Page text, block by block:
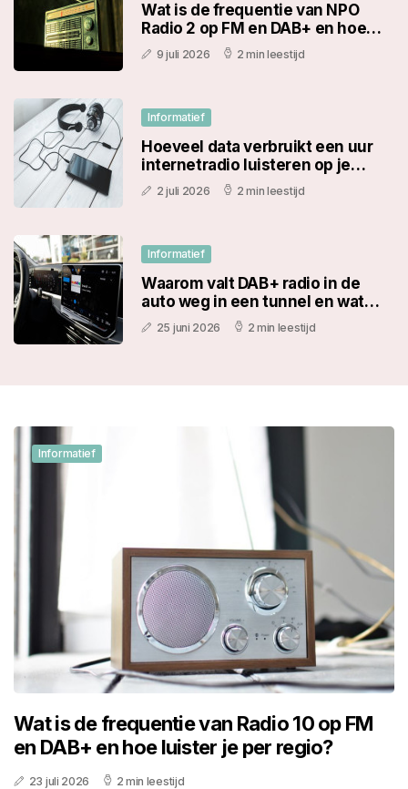
Wat is de frequentie van NPO
Radio 2 op FM en DAB+ en hoe
luister je per regio?
9 juli 2026 2 min leestijd
Informatief
Hoeveel data verbruikt een uur
internetradio luisteren op je
telefoon?
2 juli 2026 2 min leestijd
Informatief
Waarom valt DAB+ radio in de
auto weg in een tunnel en wat
helpt daartegen?
25 juni 2026 2 min leestijd
Informatief
Wat is de frequentie van Radio 10 op FM
en DAB+ en hoe luister je per regio?
23 juli 2026 2 min leestijd